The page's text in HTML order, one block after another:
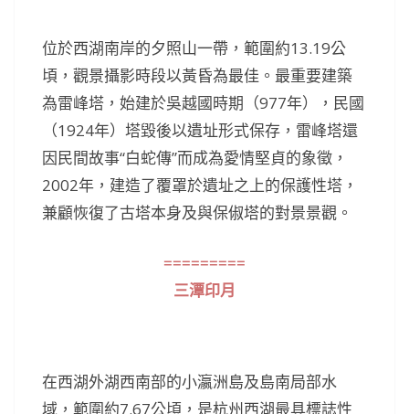
位於西湖南岸的夕照山一帶，範圍約13.19公
頃，觀景攝影時段以黃昏為最佳。最重要建築
為雷峰塔，始建於吳越國時期（977年），民國
（1924年）塔毀後以遺址形式保存，雷峰塔還
因民間故事“白蛇傳”而成為愛情堅貞的象徵，
2002年，建造了覆罩於遺址之上的保護性塔，
兼顧恢復了古塔本身及與保俶塔的對景景觀。
=========
三潭印月
在西湖外湖西南部的小瀛洲島及島南局部水
域，範圍約7.67公頃，是杭州西湖最具標誌性